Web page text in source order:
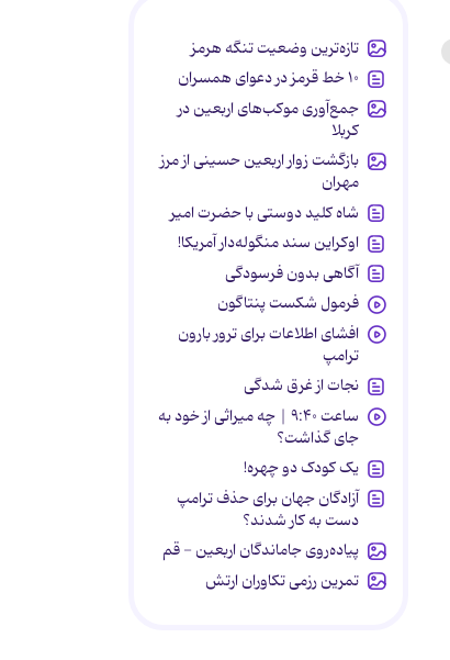
تازه‌ترین وضعیت تنگه هرمز
۱۰ خط قرمز در دعوای همسران
جمع‌آوری موکب‌های اربعین در
کربلا
بازگشت زوار اربعین حسینی از مرز
مهران
شاه کلید دوستی با حضرت امیر
اوکراین سند منگوله‌دار آمریکا!
آگاهی بدون فرسودگی
فرمول شکست پنتاگون
افشای اطلاعات برای ترور بارون
ترامپ
نجات از غرق شدگی
ساعت ۹:۴۰ | چه میراثی از خود به
جای گذاشت؟
یک کودک دو چهره!
آزادگان جهان برای حذف ترامپ
دست به کار شدند؟
پیاده‌روی جاماندگان اربعین - قم
تمرین رزمی تکاوران ارتش